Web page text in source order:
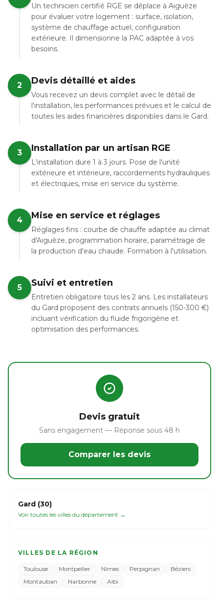
Un technicien certifié RGE se déplace à Aiguèze
pour évaluer votre logement : surface, isolation,
système de chauffage actuel, configuration
extérieure. Il dimensionne la PAC adaptée à vos
besoins.
2 Devis détaillé et aides
Vous recevez un devis complet avec le détail de
l'installation, les performances prévues et le calcul de
toutes les aides financières disponibles dans le Gard.
3 Installation par un artisan RGE
L'installation dure 1 à 3 jours. Pose de l'unité
extérieure et intérieure, raccordements hydrauliques
et électriques, mise en service du système.
4 Mise en service et réglages
Réglages fins : courbe de chauffe adaptée au climat
d'Aiguèze, programmation horaire, paramétrage de
la production d'eau chaude. Formation à l'utilisation.
5 Suivi et entretien
Entretien obligatoire tous les 2 ans. Les installateurs
du Gard proposent des contrats annuels (150-300 €)
incluant vérification du fluide frigorigène et
optimisation des performances.
Devis gratuit
Sans engagement — Réponse sous 48 h
Comparer les devis
Gard (30)
Voir toutes les villes du département →
VILLES DE LA RÉGION
Toulouse Montpellier Nîmes Perpignan
Béziers
Montauban
Narbonne Albi